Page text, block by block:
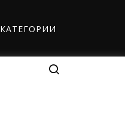
КАТЕГОРИИ
Оборудование